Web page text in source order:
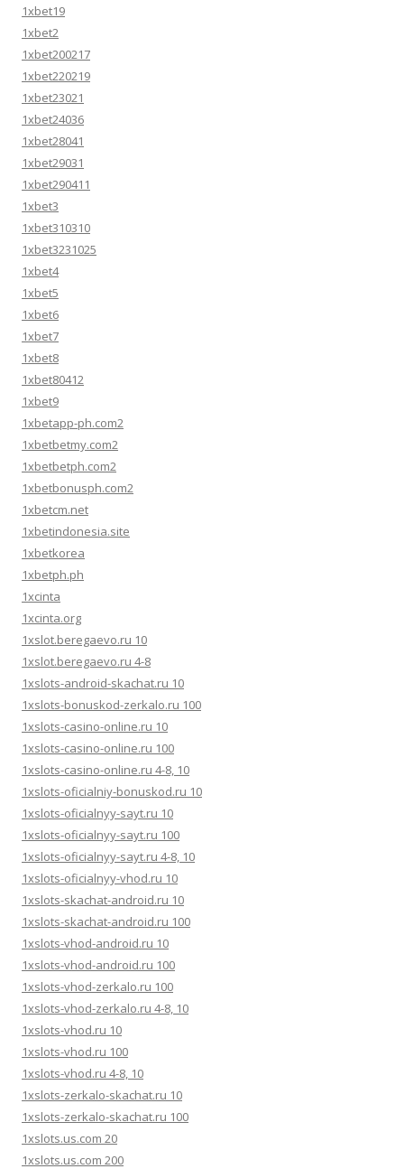
1xbet19
1xbet2
1xbet200217
1xbet220219
1xbet23021
1xbet24036
1xbet28041
1xbet29031
1xbet290411
1xbet3
1xbet310310
1xbet3231025
1xbet4
1xbet5
1xbet6
1xbet7
1xbet8
1xbet80412
1xbet9
1xbetapp-ph.com2
1xbetbetmy.com2
1xbetbetph.com2
1xbetbonusph.com2
1xbetcm.net
1xbetindonesia.site
1xbetkorea
1xbetph.ph
1xcinta
1xcinta.org
1xslot.beregaevo.ru 10
1xslot.beregaevo.ru 4-8
1xslots-android-skachat.ru 10
1xslots-bonuskod-zerkalo.ru 100
1xslots-casino-online.ru 10
1xslots-casino-online.ru 100
1xslots-casino-online.ru 4-8, 10
1xslots-oficialniy-bonuskod.ru 10
1xslots-oficialnyy-sayt.ru 10
1xslots-oficialnyy-sayt.ru 100
1xslots-oficialnyy-sayt.ru 4-8, 10
1xslots-oficialnyy-vhod.ru 10
1xslots-skachat-android.ru 10
1xslots-skachat-android.ru 100
1xslots-vhod-android.ru 10
1xslots-vhod-android.ru 100
1xslots-vhod-zerkalo.ru 100
1xslots-vhod-zerkalo.ru 4-8, 10
1xslots-vhod.ru 10
1xslots-vhod.ru 100
1xslots-vhod.ru 4-8, 10
1xslots-zerkalo-skachat.ru 10
1xslots-zerkalo-skachat.ru 100
1xslots.us.com 20
1xslots.us.com 200